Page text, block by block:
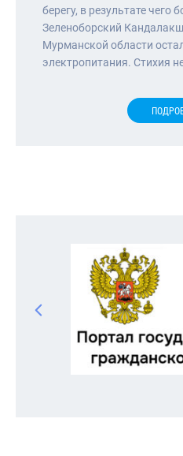
берегу, в результате чего
Зеленоборский
Мурманской области
электропитания. Стихия